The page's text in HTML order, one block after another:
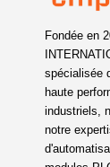
Fondée en
spécialisée
haute
industriels,
notre